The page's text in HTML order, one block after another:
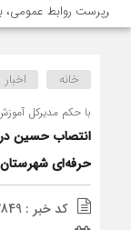
روابط عمومی،
خانه اخبار
با حکم مدیرکل
انتصاب حسین
حرفه‌ای شهرستان
کد خبر : 2849